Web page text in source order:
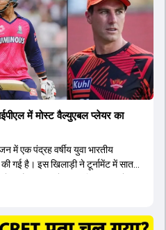
और कोच गौतम गंभीर आगामी टी20 वर्ल्ड
का विजन लेकर चल रहे हैं।
में मोस्ट वैल्युएबल प्लेयर का
में एक पंद्रह वर्षीय युवा भारतीय
गई है। इस खिलाड़ी ने टूर्नामेंट में सात
वैल्युएबल प्लेयर का खिताब अपने नाम
टीम के वर्तमान कप्तान और
में लोगों को इस खिलाड़ी के प्रदर्शन पर